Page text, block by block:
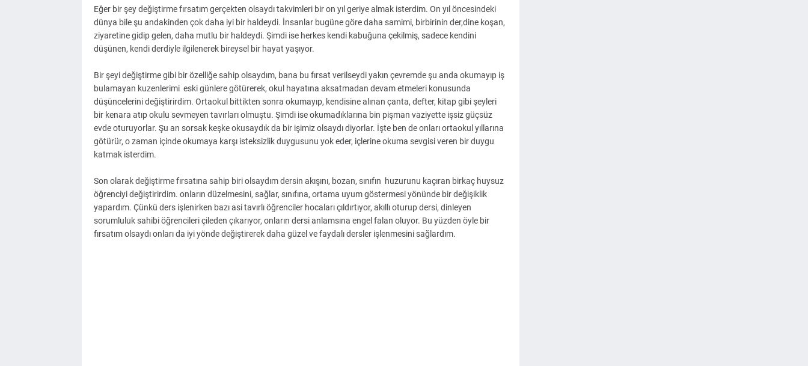
Eğer bir şey değiştirme fırsatım gerçekten olsaydı takvimleri bir on yıl geriye almak isterdim. On yıl öncesindeki
dünya bile şu andakinden çok daha iyi bir haldeydi. İnsanlar bugüne göre daha samimi, birbirinin der,dine koşan,
ziyaretine gidip gelen, daha mutlu bir haldeydi. Şimdi ise herkes kendi kabuğuna çekilmiş, sadece kendini
düşünen, kendi derdiyle ilgilenerek bireysel bir hayat yaşıyor.
Bir şeyi değiştirme gibi bir özelliğe sahip olsaydım, bana bu fırsat verilseydi yakın çevremde şu anda okumayıp iş
bulamayan kuzenlerimi eski günlere götürerek, okul hayatına aksatmadan devam etmeleri konusunda
düşüncelerini değiştirirdim. Ortaokul bittikten sonra okumayıp, kendisine alınan çanta, defter, kitap gibi şeyleri
bir kenara atıp okulu sevmeyen tavırları olmuştu. Şimdi ise okumadıklarına bin pişman vaziyette işsiz güçsüz
evde oturuyorlar. Şu an sorsak keşke okusaydık da bir işimiz olsaydı diyorlar. İşte ben de onları ortaokul yıllarına
götürür, o zaman içinde okumaya karşı isteksizlik duygusunu yok eder, içlerine okuma sevgisi veren bir duygu
katmak isterdim.
Son olarak değiştirme fırsatına sahip biri olsaydım dersin akışını, bozan, sınıfın huzurunu kaçıran birkaç huysuz
öğrenciyi değiştirirdim. onların düzelmesini, sağlar, sınıfına, ortama uyum göstermesi yönünde bir değişiklik
yapardım. Çünkü ders işlenirken bazı asi tavırlı öğrenciler hocaları çıldırtıyor, akıllı oturup dersi, dinleyen
sorumluluk sahibi öğrencileri çileden çıkarıyor, onların dersi anlamsına engel falan oluyor. Bu yüzden öyle bir
fırsatım olsaydı onları da iyi yönde değiştirerek daha güzel ve faydalı dersler işlenmesini sağlardım.